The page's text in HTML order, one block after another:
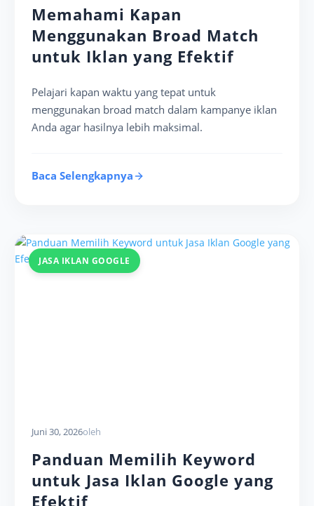
Memahami Kapan
Menggunakan Broad Match
untuk Iklan yang Efektif
Pelajari kapan waktu yang tepat untuk
menggunakan broad match dalam kampanye iklan
Anda agar hasilnya lebih maksimal.
Baca Selengkapnya
JASA IKLAN GOOGLE
Juni 30, 2026oleh
Panduan Memilih Keyword
untuk Jasa Iklan Google yang
Efektif